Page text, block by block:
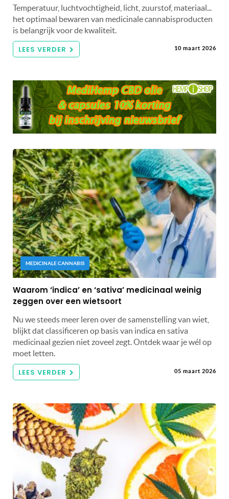
Temperatuur, luchtvochtigheid, licht, zuurstof, materiaal...
het optimaal bewaren van medicinale cannabisproducten
is belangrijk voor de kwaliteit.
LEES VERDER 10 maart 2026
MEDICINALE CANNABIS
Waarom ‘indica’ en ‘sativa’ medicinaal weinig
zeggen over een wietsoort
Nu we steeds meer leren over de samenstelling van wiet,
blijkt dat classificeren op basis van indica en sativa
medicinaal gezien niet zoveel zegt. Ontdek waar je wél op
moet letten.
LEES VERDER 05 maart 2026